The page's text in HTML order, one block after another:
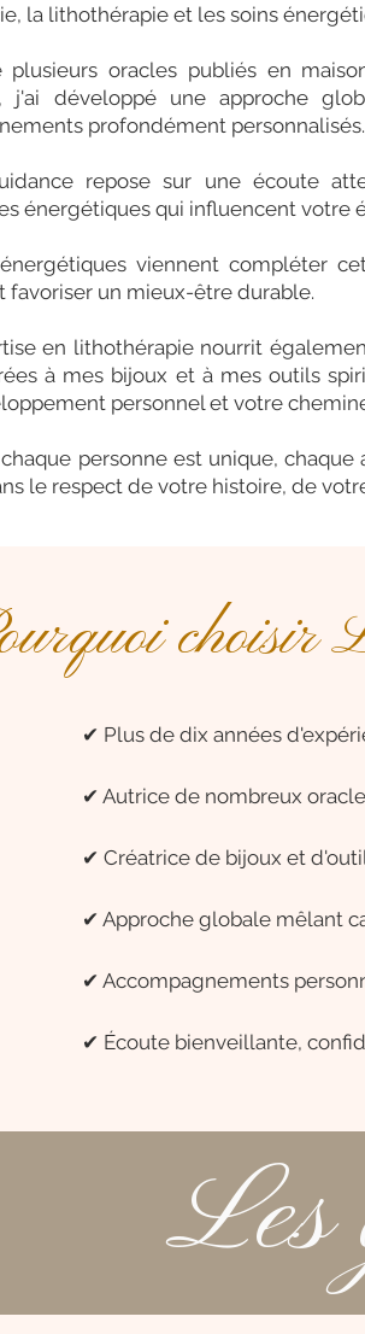
la lithothérapie et les soins
plusieurs oracles publiés en
j'ai développé une approche
profondément personnalisés.
repose sur une écoute
énergétiques qui influencent votre
viennent compléter
favoriser un mieux-être durable.
en lithothérapie nourrit
à mes bijoux et à mes outils
personnel et votre
personne est unique,
le respect de votre histoire, de
choisir
✔ Plus de dix années
✔ Autrice de nombreux
✔ Créatrice de bijoux et
✔ Approche globale mêlant
✔ Accompagnements
✔ Écoute bienveillante,
Les